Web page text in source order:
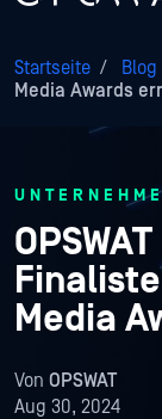
Startseite / Blog
Media Awards
Media
Von OPSWAT
Aug 30, 2024